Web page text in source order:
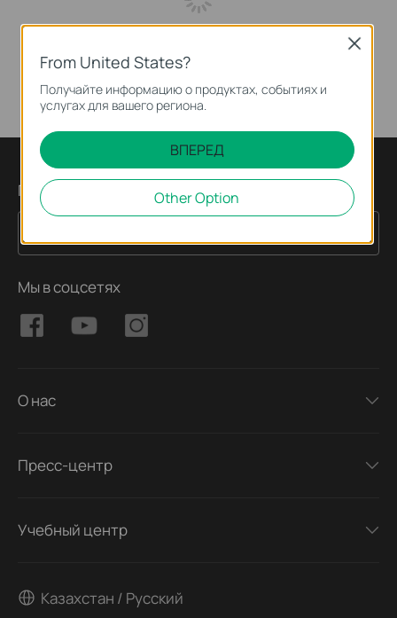
Подпишитесь на рассылку
Мы в соцсетях
О нас
Пресс-центр
Учебный центр
Казахстан / Русский
From United States?
Получайте информацию о продуктах, событиях и
услугах для вашего региона.
ВПЕРЕД
Other Option
Close